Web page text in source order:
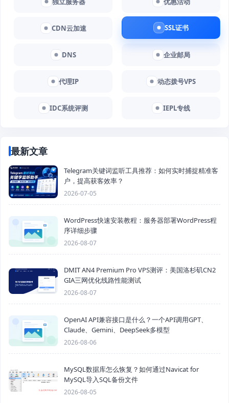
CDN云加速 SSL证书
DNS 企业邮局
代理IP 动态拨号VPS
IDC系统评测 IEPL专线
最新文章
Telegram关键词监听工具推荐：如何实时捕捉精准客
户，提高获客效率？
2026-07-05
WordPress快速安装教程：服务器部署WordPress程
序详细步骤
2026-08-07
DMIT AN4 Premium Pro VPS测评：美国洛杉矶CN2
GIA三网优化线路性能测试
2026-08-07
OpenAI API兼容接口是什么？一个API调用GPT、
Claude、Gemini、DeepSeek多模型
2026-08-06
MySQL数据库怎么恢复？如何通过Navicat for
MySQL导入SQL备份文件
2026-08-05